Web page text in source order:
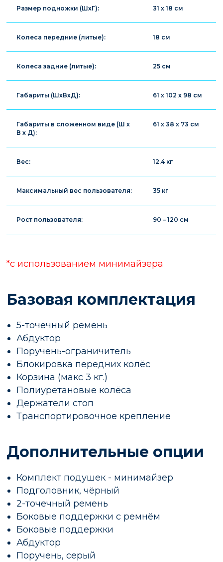
Размер подножки (ШхГ): 31 х 18 см
Колеса передние (литые): 18 см
Колеса задние (литые): 25 см
Габариты (ШхВхД): 61 х 102 х 98 см
Габариты в сложенном виде (Ш х
В х Д):
61 х 38 х 73 см
Вес: 12.4 кг
Максимальный вес пользователя: 35 кг
Рост пользователя: 90 – 120 см
*c использованием минимайзера
Базовая комплектация
5-точечный ремень
Абдуктор
Поручень-ограничитель
Блокировка передних колёс
Корзина (макс 3 кг.)
Полиуретановые колёса
Держатели стоп
Транспортировочное крепление
Дополнительные опции
Комплект подушек - минимайзер
Подголовник, чёрный
2-точечный ремень
Боковые поддержки с ремнём
Боковые поддержки
Абдуктор
Поручень, серый